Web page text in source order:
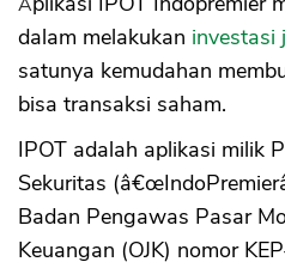
Aplikasi IPOT Indopremier menawarkan kemudahan
dalam melakukan investasi
satunya kemudahan
bisa transaksi saham.
IPOT adalah aplikasi milik
Sekuritas
Badan Pengawas Pasar
Keuangan (OJK) nomor